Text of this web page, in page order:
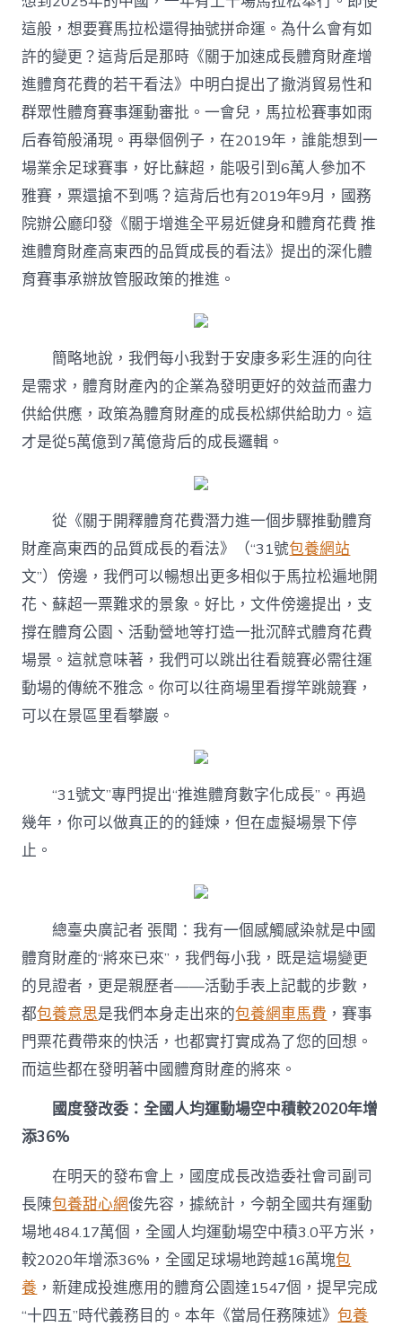
這般，想要賽馬拉松還得抽號拼命運。為什么會有如
許的變更？這背后是那時《關于加速成長體育財產增
進體育花費的若干看法》中明白提出了撤消貿易性和
群眾性體育賽事運動審批。一會兒，馬拉松賽事如雨
后春筍般涌現。再舉個例子，在2019年，誰能想到一
場業余足球賽事，好比蘇超，能吸引到6萬人參加不
雅賽，票還搶不到嗎？這背后也有2019年9月，國務
院辦公廳印發《關于增進全平易近健身和體育花費 推
進體育財產高東西的品質成長的看法》提出的深化體
育賽事承辦放管服政策的推進。
簡略地說，我們每小我對于安康多彩生涯的向往
是需求，體育財產內的企業為發明更好的效益而盡力
供給供應，政策為體育財產的成長松綁供給助力。這
才是從5萬億到7萬億背后的成長邏輯。
從《關于開釋體育花費潛力進一個步驟推動體育
財產高東西的品質成長的看法》（“31號包養網站
文”）傍邊，我們可以暢想出更多相似于馬拉松遍地開
花、蘇超一票難求的景象。好比，文件傍邊提出，支
撐在體育公園、活動營地等打造一批沉醉式體育花費
場景。這就意味著，我們可以跳出往看競賽必需往運
動場的傳統不雅念。你可以往商場里看撐竿跳競賽，
可以在景區里看攀巖。
“31號文”專門提出“推進體育數字化成長”。再過
幾年，你可以做真正的的錘煉，但在虛擬場景下停
止。
總臺央廣記者 張聞：我有一個感觸感染就是中國
體育財產的“將來已來”，我們每小我，既是這場變更
的見證者，更是親歷者——活動手表上記載的步數，
都包養意思是我們本身走出來的包養網車馬費 ，賽事
門票花費帶來的快活，也都實打實成為了您的回想。
而這些都在發明著中國體育財產的將來。
國度發改委：全國人均運動場空中積較2020年增
添36%
在明天的發布會上，國度成長改造委社會司副司
長陳包養甜心網俊先容，據統計，今朝全國共有運動
場地484.17萬個，全國人均運動場空中積3.0平方米，
較2020年增添36%，全國足球場地跨越16萬塊包
養 ，新建成投進應用的體育公園達1547個，提早完成
“十四五”時代義務目的。本年《當局任務陳述》包養